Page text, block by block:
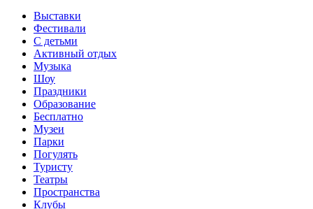
Выставки
Фестивали
С детьми
Активный отдых
Музыка
Шоу
Праздники
Образование
Бесплатно
Музеи
Парки
Погулять
Туристу
Театры
Пространства
Клубы